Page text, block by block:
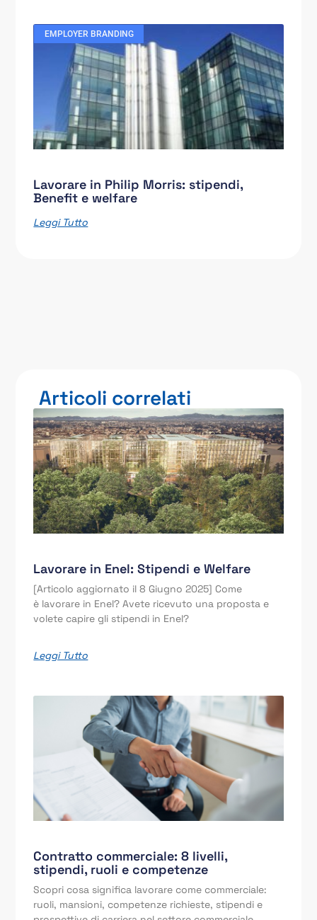
EMPLOYER BRANDING
Lavorare in Philip Morris: stipendi,
Benefit e welfare
Leggi Tutto
Articoli correlati
Lavorare in Enel: Stipendi e Welfare
[Articolo aggiornato il 8 Giugno 2025] Come
è lavorare in Enel? Avete ricevuto una proposta e
volete capire gli stipendi in Enel?
Leggi Tutto
Contratto commerciale: 8 livelli,
stipendi, ruoli e competenze
Scopri cosa significa lavorare come commerciale:
ruoli, mansioni, competenze richieste, stipendi e